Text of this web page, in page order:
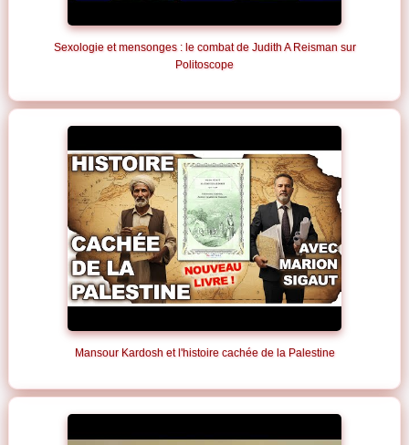
Sexologie et mensonges : le combat de Judith A Reisman sur
Politoscope
Mansour Kardosh et l'histoire cachée de la Palestine